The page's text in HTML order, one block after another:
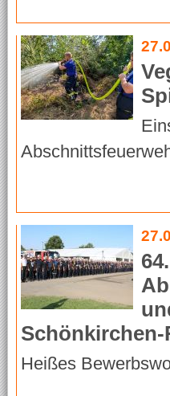
64.
Heißes